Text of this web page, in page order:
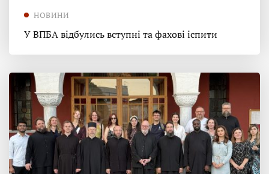
НОВИНИ
У ВПБА відбулись вступні та фахові іспити